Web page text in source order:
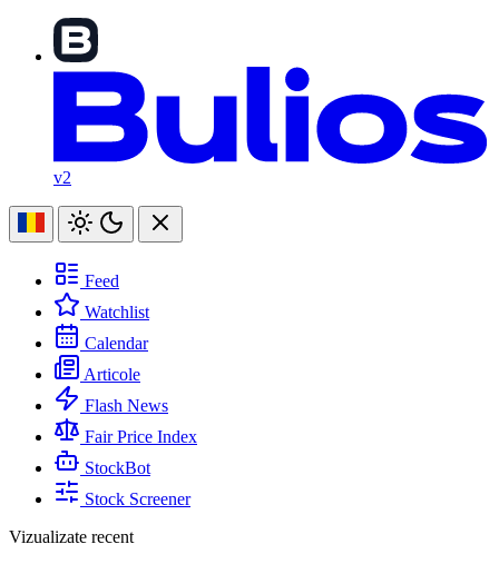
v2
Feed
Watchlist
Calendar
Articole
Flash News
Fair Price Index
StockBot
Stock Screener
Vizualizate recent